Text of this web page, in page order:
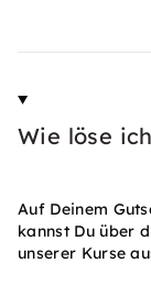
Wie löse
Auf Deinem
kannst Du über
unserer Kurse